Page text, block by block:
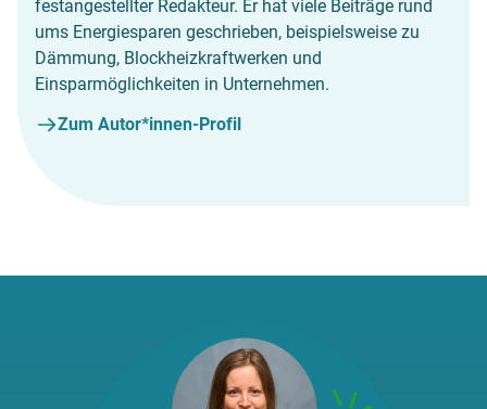
festangestellter Redakteur. Er hat viele Beiträge rund
ums Energiesparen geschrieben, beispielsweise zu
Dämmung, Blockheizkraftwerken und
Einsparmöglichkeiten in Unternehmen.
Zum Autor*innen-Profil